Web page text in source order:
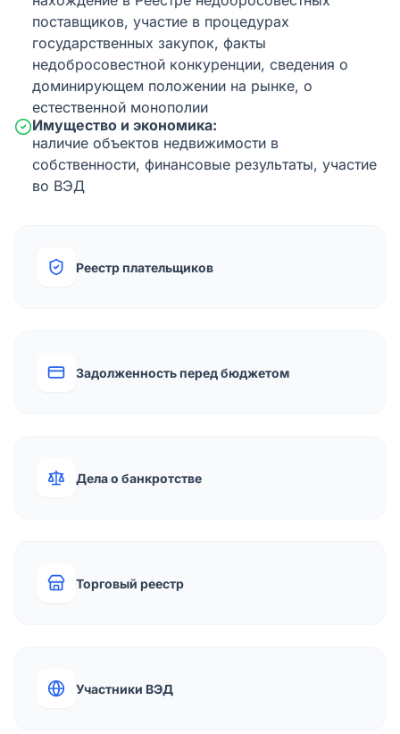
поставщиков, участие в процедурах
государственных закупок, факты
недобросовестной конкуренции, сведения о
доминирующем положении на рынке, о
естественной монополии
Имущество и экономика:
наличие объектов недвижимости в
собственности, финансовые результаты, участие
во ВЭД
Реестр плательщиков
Задолженность перед бюджетом
Дела о банкротстве
Торговый реестр
Участники ВЭД